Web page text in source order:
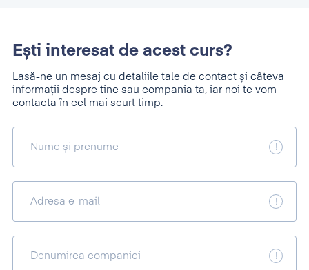
Ești interesat de acest curs?
Lasă-ne un mesaj cu detaliile tale de contact și câteva
informații despre tine sau compania ta, iar noi te vom
contacta în cel mai scurt timp.
Nume și prenume
Adresa e-mail
Denumirea companiei